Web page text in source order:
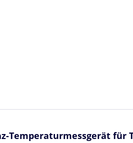
Temperaturmessgerät für